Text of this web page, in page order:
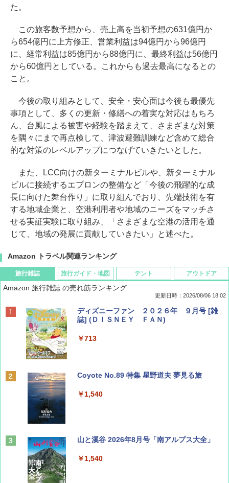
た。
この旅客数予想から、売上高を当初予想の631億円か
ら654億円に上方修正、営業利益は94億円から96億円
に、経常利益は85億円から88億円に、最終利益は56億円
から60億円としている。これからも過去最高になるとの
こと。
今後の取り組みとして、安全・安心面は今後も最優先
事項として、多くの更新・修繕への着実な対応はもちろ
ん、台風による被害や経験を踏まえて、さまざまな対策
を隅々にまで再点検して、津波避難訓練など含めて総合
的な対策のレベルアップにつなげていきたいとした。
また、LCC向けの新ターミナルビルや、新ターミナル
ビルに接続するエプロンの整備など「今後の飛躍的な成
長に向けた舞台作り」に取り組んでおり、先端技術を有
する地域企業と、空港利用者や地域のニーズをマッチさ
せる実証実験に取り組み、「さまざまな空港の活用を通
じて、地域の発展に貢献していきたい」と述べた。
Amazon トラベル関連ランキング
旅行雑誌
Amazon 旅行雑誌 の売れ筋ランキング
更新日時：2026/08/06 18:02
ディズニーファン ２０２６年 ９月号 [雑
誌] (ＤＩＳＮＥＹ ＦＡＮ)
￥713
Coyote No.89 特集 星野道夫 夢見る旅
￥1,540
山と溪谷 2026年8月号「南アルプス大全」
￥1,540
旅行ガイド・地図 テント アウトドア